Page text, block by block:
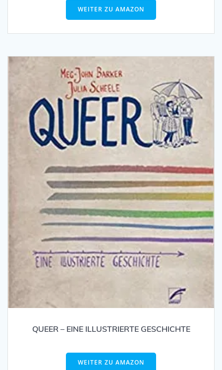
WEITER ZU AMAZON
QUEER – EINE ILLUSTRIERTE GESCHICHTE
WEITER ZU AMAZON